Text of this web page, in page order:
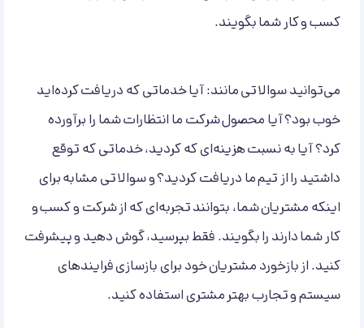
کسب و کار شما بگویند.
می‌توانید سوالاتی مانند: آیا خدماتی که دریافت کرده‌اید
خوب بود؟ آیا محصول شرکت ما انتظارات شما را برآورده
کرد؟ آیا به نسبت هزینه‌ای که کردید، خدماتی که توقع
داشتید را از تیم ما دریافت کردید؟ و سوالاتی مشابه برای
اینکه مشتریان شما، بتوانند تجربه‌ای که از شرکت و کسب و
کار شما دارند را بگویند. فقط بپرسید، گوش دهید و پیشرفت
کنید. از بازخورد مشتریان خود برای بازسازی فرایندهای
سیستم و تجارب بهتر مشتری استفاده کنید.